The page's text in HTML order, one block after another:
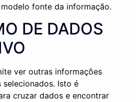
fonte da informação.
DE DADOS
ver outras informações
selecionados. Isto é
cruzar dados e encontrar